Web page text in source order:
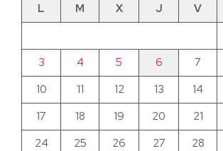
L
M X J V
3
4 5 6 7
10
11 12 13 14
17
18 19 20 21
24
25 26 27 28